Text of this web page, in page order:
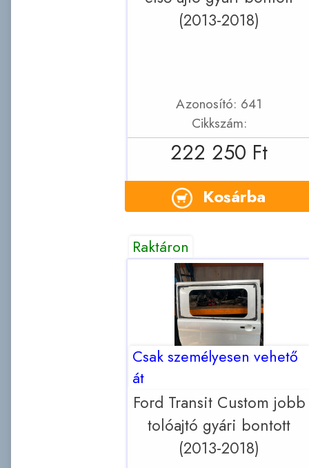
(2013-2018)
Azonosító: 641
Cikkszám:
222 250 Ft
Kosárba
Raktáron
Csak személyesen vehető
át
Ford Transit Custom jobb
tolóajtó gyári bontott
(2013-2018)